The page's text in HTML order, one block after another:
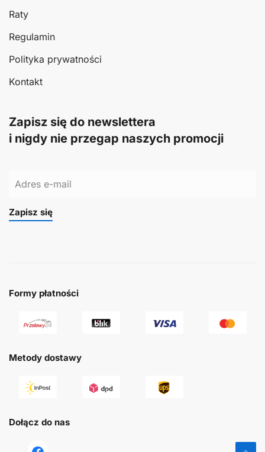
Raty
Regulamin
Polityka prywatności
Kontakt
Zapisz się do newslettera
i nigdy nie przegap naszych promocji
Zapisz się
Formy płatności
Metody dostawy
Dołącz do nas